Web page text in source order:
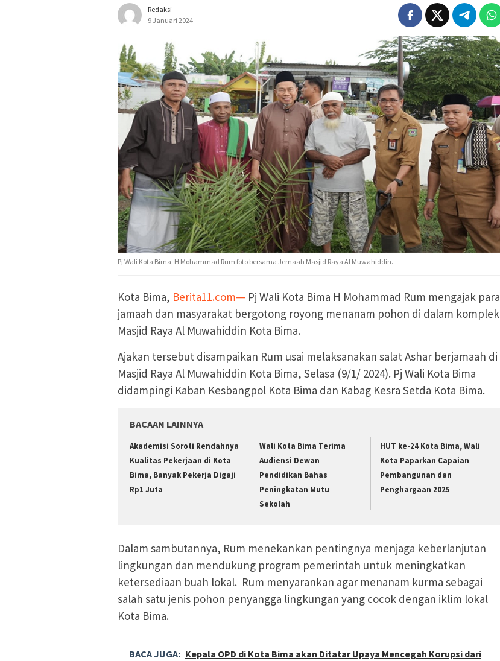
Redaksi
9 Januari 2024
Pj Wali Kota Bima, H Mohammad Rum foto bersama Jemaah Masjid Raya Al Muwahiddin.
Kota Bima, Berita11.com— Pj Wali Kota Bima H Mohammad Rum mengajak para
jamaah dan masyarakat bergotong royong menanam pohon di dalam komplek
Masjid Raya Al Muwahiddin Kota Bima.
Ajakan tersebut disampaikan Rum usai melaksanakan salat Ashar berjamaah di
Masjid Raya Al Muwahiddin Kota Bima, Selasa (9/1/ 2024). Pj Wali Kota Bima
didampingi Kaban Kesbangpol Kota Bima dan Kabag Kesra Setda Kota Bima.
BACAAN LAINNYA
Akademisi Soroti Rendahnya
Kualitas Pekerjaan di Kota
Bima, Banyak Pekerja Digaji
Rp1 Juta
Wali Kota Bima Terima
Audiensi Dewan
Pendidikan Bahas
Peningkatan Mutu
Sekolah
HUT ke-24 Kota Bima, Wali
Kota Paparkan Capaian
Pembangunan dan
Penghargaan 2025
Dalam sambutannya, Rum menekankan pentingnya menjaga keberlanjutan
lingkungan dan mendukung program pemerintah untuk meningkatkan
ketersediaan buah lokal. Rum menyarankan agar menanam kurma sebagai
salah satu jenis pohon penyangga lingkungan yang cocok dengan iklim lokal
Kota Bima.
BACA JUGA: Kepala OPD di Kota Bima akan Ditatar Upaya Mencegah Korupsi dari